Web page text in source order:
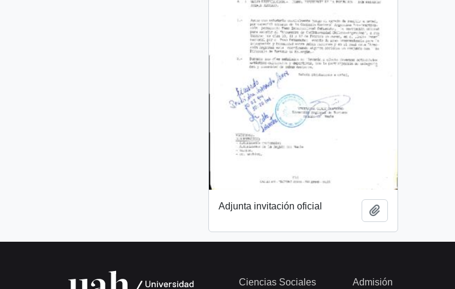
Adjunta invitación oficial
Ciencias Sociales Admisión